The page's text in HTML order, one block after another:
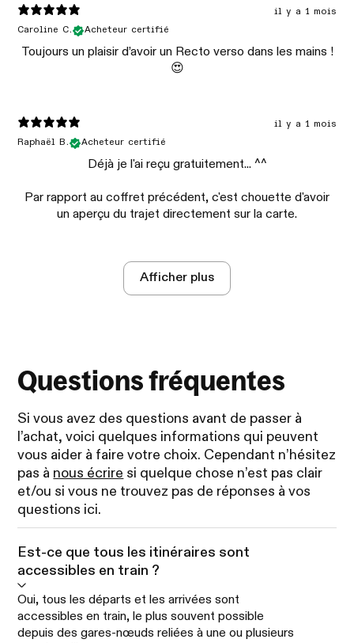
il y a 1 mois
Caroline C.
Acheteur certifié
Toujours un plaisir d’avoir un Recto verso dans les mains !
😍
il y a 1 mois
Raphaël B.
Acheteur certifié
Déjà je l'ai reçu gratuitement... ^^
Par rapport au coffret précédent, c'est chouette d'avoir
un aperçu du trajet directement sur la carte.
Afficher plus
Questions fréquentes
Si vous avez des questions avant de passer à
l’achat, voici quelques informations qui peuvent
vous aider à faire votre choix. Cependant n’hésitez
pas à nous écrire si quelque chose n’est pas clair
et/ou si vous ne trouvez pas de réponses à vos
questions ici.
Est-ce que tous les itinéraires sont
accessibles en train ?
Oui, tous les départs et les arrivées sont
accessibles en train, le plus souvent possible
depuis des gares-nœuds reliées à une ou plusieurs